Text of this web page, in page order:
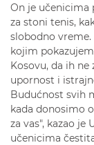
On je učenicima
za stoni tenis,
slobodno
kojim
Kosovu, da ih
upornost i
Budućnost svih
kada donosimo
za vas", kazao
učenicima